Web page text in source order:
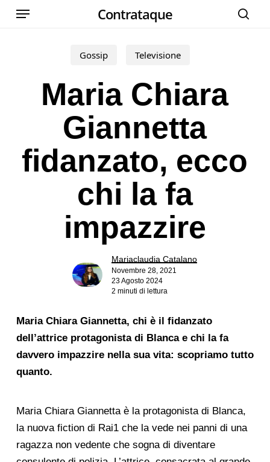
Skip
Contrataque
Menu
Gossip Televisione
Maria Chiara
Giannetta
fidanzato, ecco
chi la fa
impazzire
Mariaclaudia Catalano
Novembre 28, 2021
23 Agosto 2024
2 minuti di lettura
Maria Chiara Giannetta, chi è il fidanzato
dell’attrice protagonista di Blanca e chi la fa
davvero impazzire nella sua vita: scopriamo tutto
quanto.
Maria Chiara Giannetta è la protagonista di Blanca,
la nuova fiction di Rai1 che la vede nei panni di una
ragazza non vedente che sogna di diventare